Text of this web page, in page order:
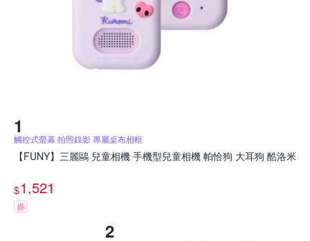
觸控式螢幕 拍照錄影 專屬桌布相框
【FUNY】三麗鷗 兒童相機 手機型兒童相機 帕恰狗 大耳狗 酷洛米
$1,521
券